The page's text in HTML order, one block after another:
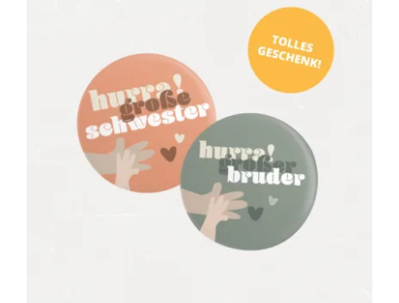
IN DEN WARENKORB / DETAILS